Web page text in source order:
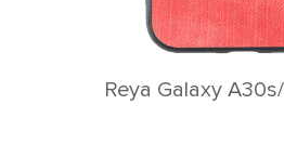
Galaxy A30s/A50/A50s